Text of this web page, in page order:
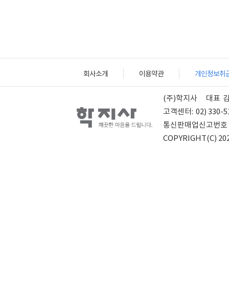
회사소개 이용약관 개인정보취
(주)학지사 대표
고객센터: 02) 330-
통신판매업신고번호
COPYRIGHT(C)